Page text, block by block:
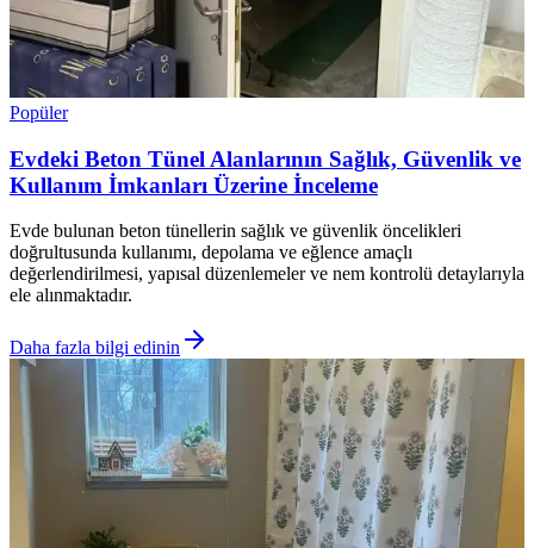
Popüler
Evdeki Beton Tünel Alanlarının Sağlık, Güvenlik ve
Kullanım İmkanları Üzerine İnceleme
Evde bulunan beton tünellerin sağlık ve güvenlik öncelikleri
doğrultusunda kullanımı, depolama ve eğlence amaçlı
değerlendirilmesi, yapısal düzenlemeler ve nem kontrolü detaylarıyla
ele alınmaktadır.
Daha fazla bilgi edinin